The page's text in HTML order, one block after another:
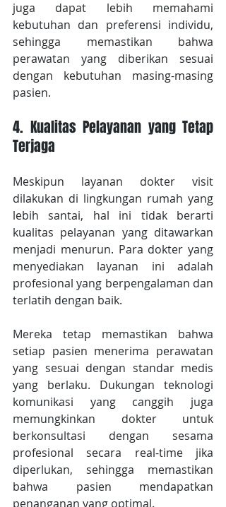
juga dapat lebih memahami
kebutuhan dan preferensi individu,
sehingga memastikan bahwa
perawatan yang diberikan sesuai
dengan kebutuhan masing-masing
pasien.
4. Kualitas Pelayanan yang Tetap
Terjaga
Meskipun layanan dokter visit
dilakukan di lingkungan rumah yang
lebih santai, hal ini tidak berarti
kualitas pelayanan yang ditawarkan
menjadi menurun. Para dokter yang
menyediakan layanan ini adalah
profesional yang berpengalaman dan
terlatih dengan baik.
Mereka tetap memastikan bahwa
setiap pasien menerima perawatan
yang sesuai dengan standar medis
yang berlaku. Dukungan teknologi
komunikasi yang canggih juga
memungkinkan dokter untuk
berkonsultasi dengan sesama
profesional secara real-time jika
diperlukan, sehingga memastikan
bahwa pasien mendapatkan
penanganan yang optimal.